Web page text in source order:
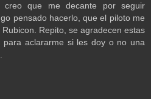
creo que me decante por seguir
pensado hacerlo, que el piloto me
Repito, se agradecen estas
para aclararme si les doy o no una